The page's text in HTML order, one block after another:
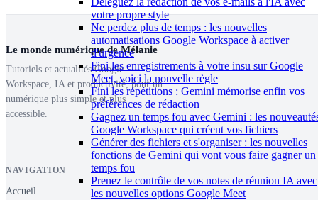
votre propre style
Ne perdez plus de temps : les nouvelles
automatisations Google Workspace à activer
d'urgence
Fini les enregistrements à votre insu sur Google
Meet, voici la nouvelle règle
Fini les répétitions : Gemini mémorise enfin vos
préférences de rédaction
Gagnez un temps fou avec Gemini : les
Google Workspace qui créent vos fichiers
Générer des fichiers et s'organiser : les nouvelles
fonctions de Gemini qui vont vous faire gagner un
temps fou
Prenez le contrôle de vos notes de réunion IA avec
les nouvelles options Google Meet
Le monde numérique de Mélanie
Tutoriels et actualités Google
Workspace, IA et productivité, pour un
numérique plus simple et plus
accessible.
NAVIGATION
Accueil